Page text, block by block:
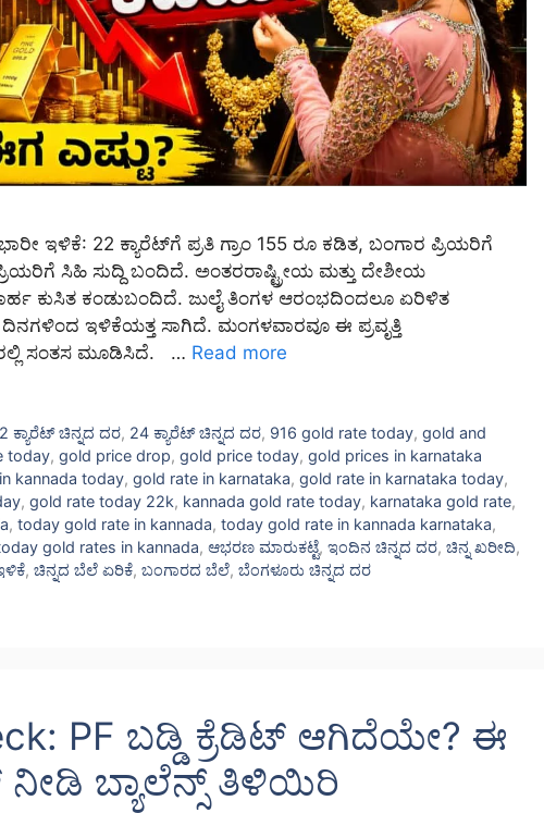
ಇಳಿಕೆ: 22 ಕ್ಯಾರೆಟ್‌ಗೆ ಪ್ರತಿ ಗ್ರಾಂ 155 ರೂ ಕಡಿತ, ಬಂಗಾರ ಪ್ರಿಯರಿಗೆ
ಸಿಹಿ ಸುದ್ದಿ ಬಂದಿದೆ. ಅಂತರರಾಷ್ಟ್ರೀಯ ಮತ್ತು ದೇಶೀಯ
ಕುಸಿತ ಕಂಡುಬಂದಿದೆ. ಜುಲೈ ತಿಂಗಳ ಆರಂಭದಿಂದಲೂ ಏರಿಳಿತ
ಇಳಿಕೆಯತ್ತ ಸಾಗಿದೆ. ಮಂಗಳವಾರವೂ ಈ ಪ್ರವೃತ್ತಿ
ಸಂತಸ ಮೂಡಿಸಿದೆ. … Read more
ಕ್ಯಾರೆಟ್ ಚಿನ್ನದ ದರ, 24 ಕ್ಯಾರೆಟ್ ಚಿನ್ನದ ದರ, 916 gold rate today,gold and
today, gold price drop, gold price today, gold prices in karnataka
kannada today, gold rate in karnataka, gold rate in karnataka today,
, gold rate today 22k, kannada gold rate today, karnataka gold rate,
, today gold rate in kannada, today gold rate in kannada karnataka,
gold rates in kannada, ಆಭರಣ ಮಾರುಕಟ್ಟೆ, ಇಂದಿನ ಚಿನ್ನದ ದರ, ಚಿನ್ನ ಖರೀದಿ,
, ಚಿನ್ನದ ಬೆಲೆ ಏರಿಕೆ, ಬಂಗಾರದ ಬೆಲೆ, ಬೆಂಗಳೂರು ಚಿನ್ನದ ದರ
PF ಬಡ್ಡಿ ಕ್ರೆಡಿಟ್ ಆಗಿದೆಯೇ? ಈ
ಬ್ಯಾಲೆನ್ಸ್ ತಿಳಿಯಿರಿ